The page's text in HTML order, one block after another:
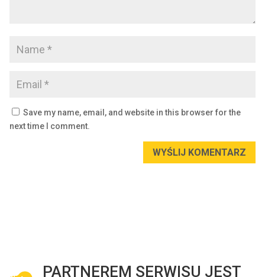
Save my name, email, and website in this browser for the
next time I comment.
WYŚLIJ KOMENTARZ
PARTNEREM SERWISU JEST